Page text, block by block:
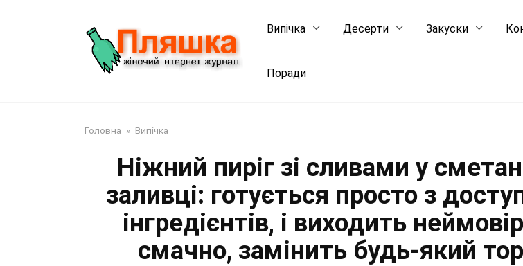
Випічка Десерти Закуски
Поради
Головна » Випічка
Ніжний пиріг зі сливами у
заливці: готується просто з
інгредієнтів, і виходить
смачно, замінить будь-який